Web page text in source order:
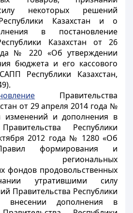
некоторых решений
Казахстан и о
в постановление
Казахстан от 26
№ 220 «Об утверждении
бюджета и его кассового
Республики Казахстан,
Правительства
от 29 апреля 2014 года №
изменений и дополнения в
Республики
2012 года № 1280 «Об
формирования и
региональных
фондов продовольственных
утратившими силу
Правительства Республики
внесении дополнения в